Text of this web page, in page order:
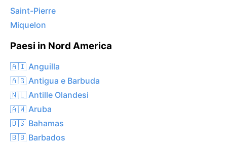
Saint-Pierre
Miquelon
Paesi in Nord America
🇦🇮 Anguilla
🇦🇬 Antigua e Barbuda
🇳🇱 Antille Olandesi
🇦🇼 Aruba
🇧🇸 Bahamas
🇧🇧 Barbados